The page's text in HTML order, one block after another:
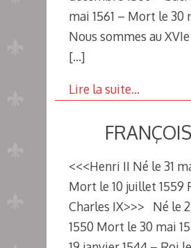
mai 1561 – Mort le 30
Nous sommes au
[…]
Lire la suite…
<<<Henri II Né le 31
Mort le 10 juillet 1559
Charles IX>>> Né le
1550 Mort le 30 mai